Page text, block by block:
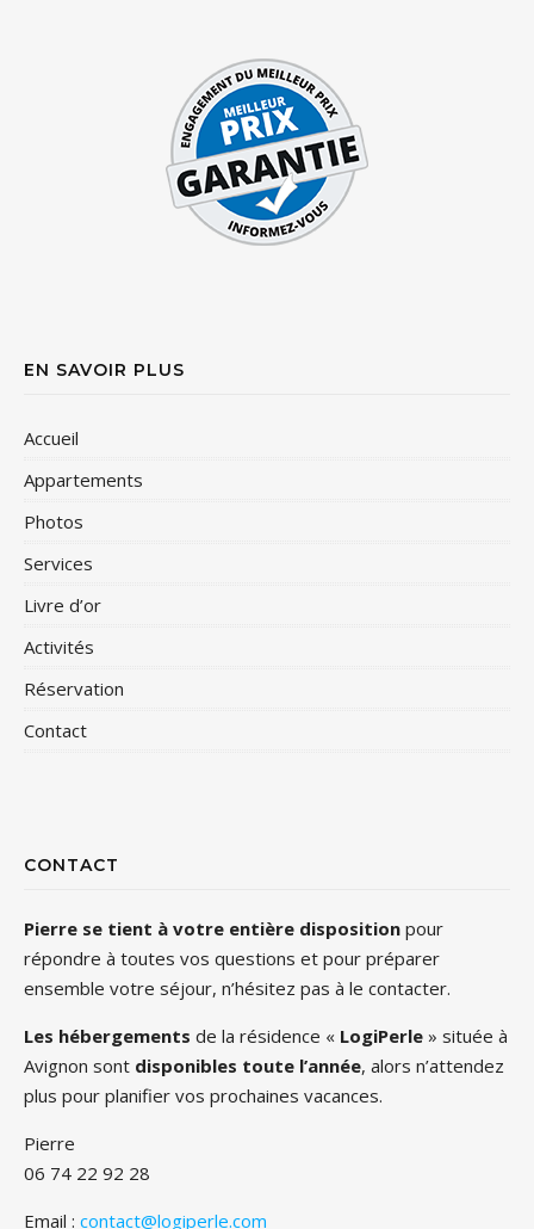
EN SAVOIR PLUS
Accueil
Appartements
Photos
Services
Livre d’or
Activités
Réservation
Contact
CONTACT
Pierre se tient à votre entière disposition pour
répondre à toutes vos questions et pour préparer
ensemble votre séjour, n’hésitez pas à le contacter.
Les hébergements de la résidence « LogiPerle » située à
Avignon sont disponibles toute l’année, alors n’attendez
plus pour planifier vos prochaines vacances.
Pierre
06 74 22 92 28
Email : contact@logiperle.com